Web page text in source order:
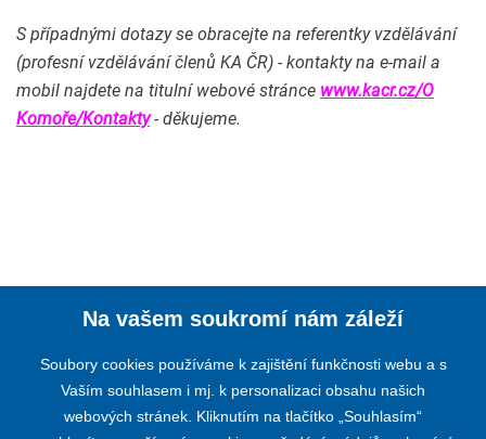
S případnými dotazy se obracejte na referentky vzdělávání
(profesní vzdělávání členů KA ČR) - kontakty na e-mail a
mobil najdete na titulní webové stránce www.kacr.cz/O
Komoře/Kontakty- děkujeme.
Na vašem soukromí nám záleží
Soubory cookies používáme k zajištění funkčnosti webu a s
Vaším souhlasem i mj. k personalizaci obsahu našich
webových stránek. Kliknutím na tlačítko „Souhlasím“